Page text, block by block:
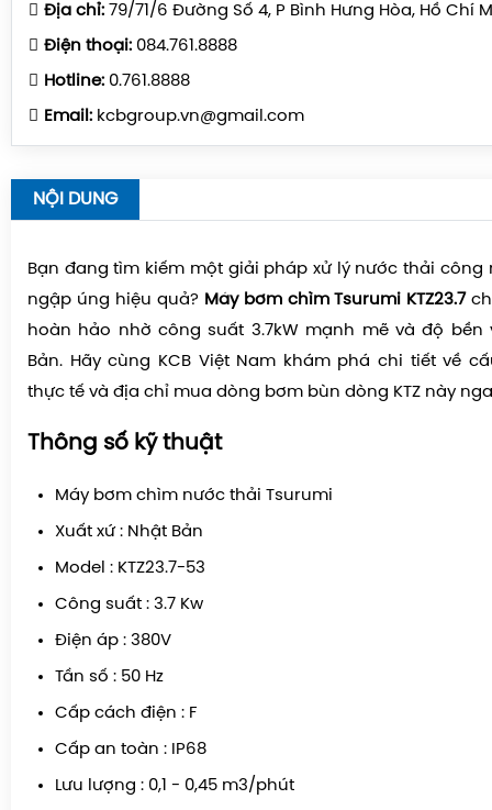
Địa chỉ: 79/71/6 Đường Số 4, P Bình Hưng Hòa, Hồ Chí
Điện thoại: 084.761.8888
Hotline: 0.761.8888
Email: kcbgroup.vn@gmail.com
NỘI DUNG
Bạn đang tìm kiếm một giải pháp xử lý nước thải công
ngập úng hiệu quả? Máy bơm chìm Tsurumi KTZ23.7
hoàn hảo nhờ công suất 3.7kW mạnh mẽ và độ bền
Bản. Hãy cùng KCB Việt Nam khám phá chi tiết về
thực tế và địa chỉ mua dòng bơm bùn dòng KTZ này
Thông số kỹ thuật
Máy bơm chìm nước thải Tsurumi
Xuất xứ : Nhật Bản
Model : KTZ23.7-53
Công suất : 3.7 Kw
Điện áp : 380V
Tần số : 50 Hz
Cấp cách điện : F
Cấp an toàn : IP68
Lưu lượng : 0,1 - 0,45 m3/phút